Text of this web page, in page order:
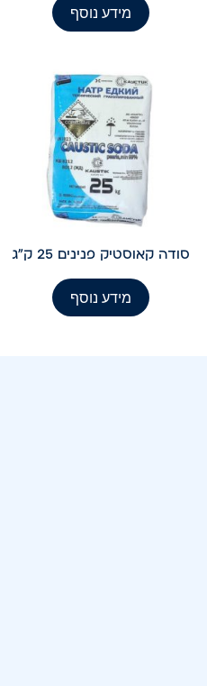
מידע נוסף
סודה קאוסטיק פנינים 25 ק"ג
מידע נוסף